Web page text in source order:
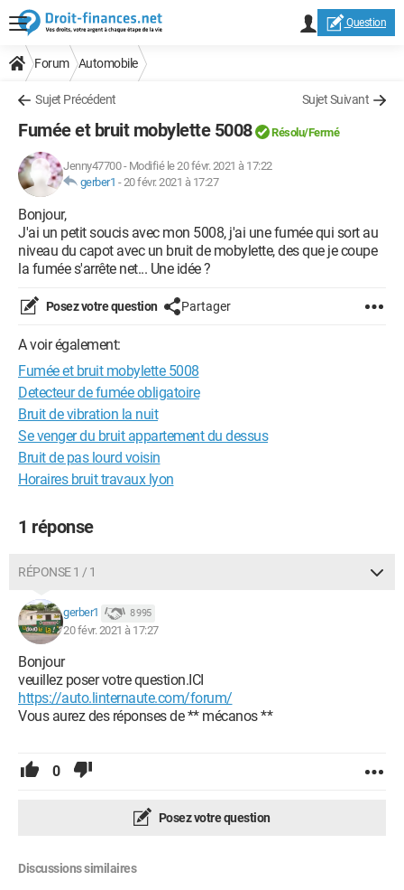
Question
Forum Automobile
Sujet Précédent Sujet Suivant
Fumée et bruit mobylette 5008 Résolu/Fermé
Jenny47700- Modifié le 20 févr. 2021 à 17:22
gerber1 -20 févr. 2021 à 17:27
Bonjour,
J'ai un petit soucis avec mon 5008, j'ai une fumée qui sort au
niveau du capot avec un bruit de mobylette, des que je coupe
la fumée s'arrête net... Une idée ?
Posez votre question Partager
A voir également:
Fumée et bruit mobylette 5008
Detecteur de fumée obligatoire
Bruit de vibration la nuit
Se venger du bruit appartement du dessus
Bruit de pas lourd voisin
Horaires bruit travaux lyon
1 réponse
RÉPONSE 1 / 1
gerber1 8 995
20 févr. 2021 à 17:27
Bonjour
veuillez poser votre question.ICI
https://auto.linternaute.com/forum/
Vous aurez des réponses de ** mécanos **
0
Posez votre question
Discussions similaires